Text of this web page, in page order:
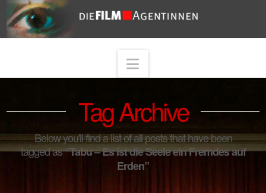
Navigation
Tag Archive
Below you'll find a list of all posts that have been
tagged as“Tabu – Es ist die Seele ein Fremdes auf
Erden”